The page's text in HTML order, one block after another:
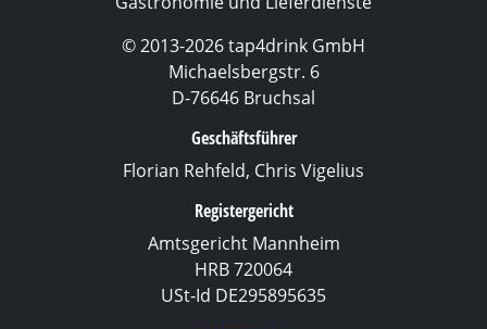
© 2013-2026 tap4drink GmbH
Michaelsbergstr. 6
D-76646 Bruchsal
Geschäftsführer
Florian Rehfeld, Chris Vigelius
Registergericht
Amtsgericht Mannheim
HRB 720064
USt-Id DE295895635